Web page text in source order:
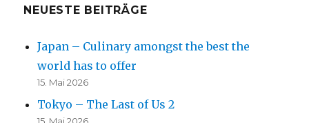
NEUESTE BEITRÄGE
Japan – Culinary amongst the best the
world has to offer
15. Mai 2026
Tokyo – The Last of Us 2